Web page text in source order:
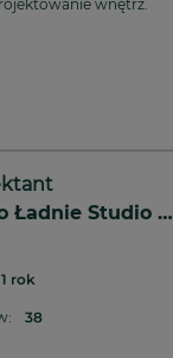
wnętrz.
No To Ładnie Studio Wnętrz
1 rok
38